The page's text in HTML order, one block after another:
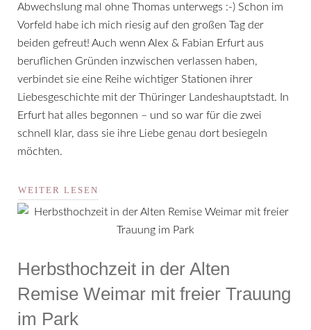
Abwechslung mal ohne Thomas unterwegs :-) Schon im
Vorfeld habe ich mich riesig auf den großen Tag der
beiden gefreut! Auch wenn Alex & Fabian Erfurt aus
beruflichen Gründen inzwischen verlassen haben,
verbindet sie eine Reihe wichtiger Stationen ihrer
Liebesgeschichte mit der Thüringer Landeshauptstadt. In
Erfurt hat alles begonnen – und so war für die zwei
schnell klar, dass sie ihre Liebe genau dort besiegeln
möchten.
WEITER LESEN
Herbsthochzeit in der Alten
Remise Weimar mit freier Trauung
im Park